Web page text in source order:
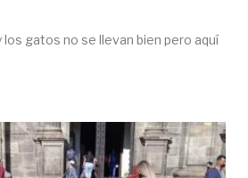
los gatos no se llevan bien pero aquí